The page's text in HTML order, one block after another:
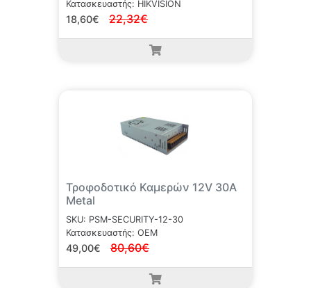
Κατασκευαστής: HIKVISION
18,60€ 22,32€
Τροφοδοτικό Καμερών 12V 30A
Metal
SKU: PSM-SECURITY-12-30
Κατασκευαστής: OEM
49,00€ 80,60€